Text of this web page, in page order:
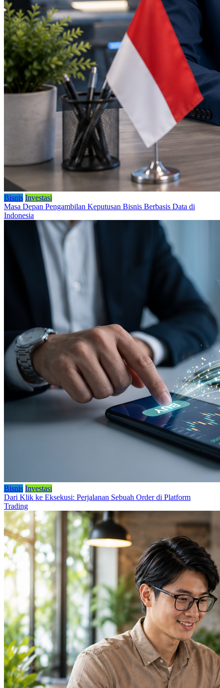
Bisnis Investasi
Masa Depan Pengambilan Keputusan Bisnis Berbasis Data di
Indonesia
Bisnis Investasi
Dari Klik ke Eksekusi: Perjalanan Sebuah Order di Platform
Trading